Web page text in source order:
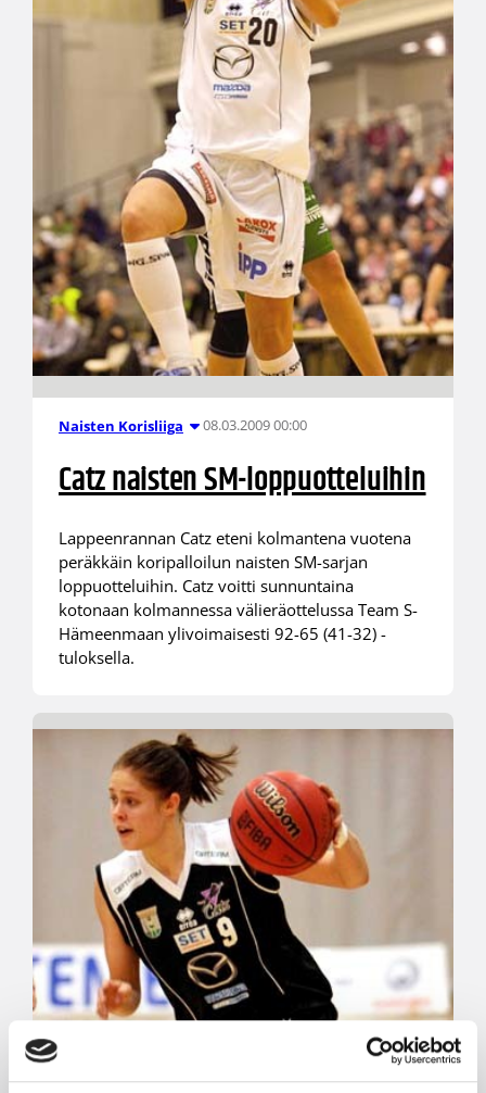
Naisten Korisliiga 08.03.2009 00:00
Catz naisten SM-loppuotteluihin
Lappeenrannan Catz eteni kolmantena vuotena
peräkkäin koripalloilun naisten SM-sarjan
loppuotteluihin. Catz voitti sunnuntaina
kotonaan kolmannessa välieräottelussa Team S-
Hämeenmaan ylivoimaisesti 92-65 (41-32) -
tuloksella.